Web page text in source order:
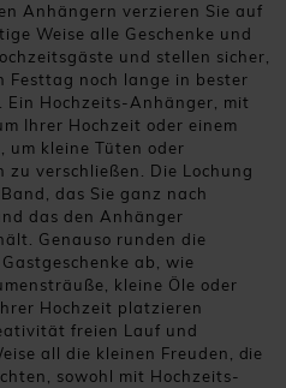
Anhängern verzieren Sie auf
Weise alle Geschenke und
und stellen sicher,
Festtag noch lange in bester
Hochzeits-Anhänger, mit
Ihrer Hochzeit oder einem
um kleine Tüten oder
verschließen. Die Lochung
das Sie ganz nach
das den Anhänger
Genauso runden die
ab, wie
kleine Öle oder
Hochzeit platzieren
freien Lauf und
all die kleinen Freuden, die
sowohl mit Hochzeits-